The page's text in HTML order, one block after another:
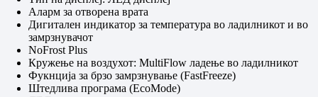
Аларм за отворена врата
Дигитален индикатор за температура во ладилникот и во
замрзнувачот
NoFrost Plus
Кружење на воздухот: MultiFlow ладење во ладилникот
Фукнција за брзо замрзнување (FastFreeze)
Штедлива програма (EcoMode)